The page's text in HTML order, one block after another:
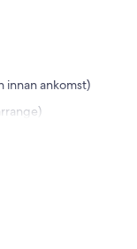
innan ankomst)